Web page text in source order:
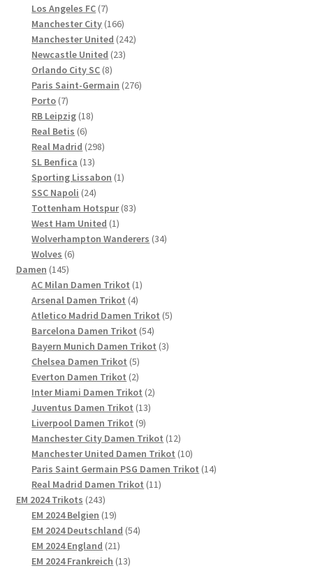
Produkte
Los Angeles FC 77
Produkte
Manchester City 166166
Produkte
Manchester United 242242
Newcastle United 2323
Orlando City SC 88
Produkte
Paris Saint-Germain 276276
Porto 77
Produkte
RB Leipzig 1818
Real Betis 66
Produkte
Real Madrid 298298
SL Benfica 1313
Produkte
Sporting Lissabon 11
SSC Napoli 2424
Produkte
Tottenham Hotspur 8383
West Ham United 11
Produkt
Wolverhampton Wanderers 3434
Wolves 66
Damen 145145
Produkte
AC Milan Damen Trikot 11
Arsenal Damen Trikot 44
Produkte
Atletico Madrid Damen Trikot 55
Barcelona Damen Trikot 5454
Produkte
Bayern Munich Damen Trikot 33
Chelsea Damen Trikot 55
Produkte
Everton Damen Trikot 22
Produkte
Inter Miami Damen Trikot 22
Juventus Damen Trikot 1313
Liverpool Damen Trikot 99
Produkte
Manchester City Damen Trikot 1212
Produkte
Manchester United Damen Trikot 1010
Produkte
Paris Saint Germain PSG Damen Trikot 1414
Real Madrid Damen Trikot 1111
EM 2024 Trikots 243243
Produkte
EM 2024 Belgien 1919
Produkte
EM 2024 Deutschland 5454
EM 2024 England 2121
Produkte
EM 2024 Frankreich 1313